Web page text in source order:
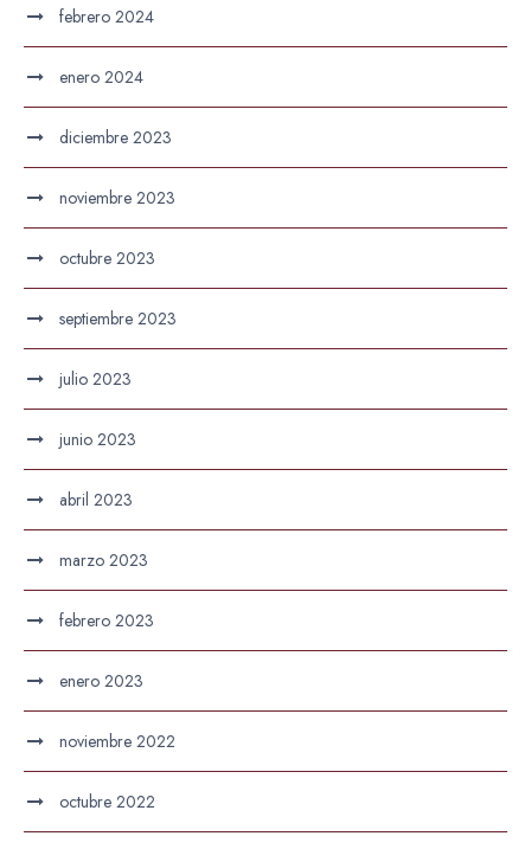
febrero 2024
enero 2024
diciembre 2023
noviembre 2023
octubre 2023
septiembre 2023
julio 2023
junio 2023
abril 2023
marzo 2023
febrero 2023
enero 2023
noviembre 2022
octubre 2022